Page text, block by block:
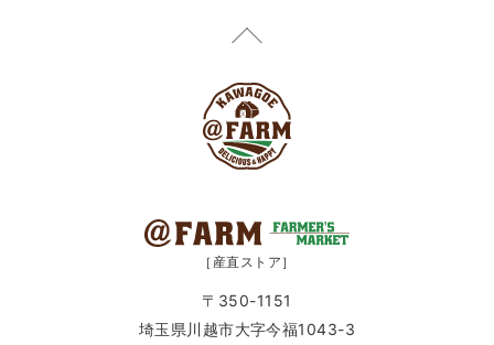
［産直ストア］
〒350-1151
埼玉県川越市大字今福1043-3